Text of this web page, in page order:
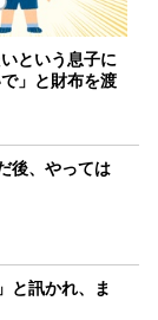
という息子に
で」と財布を渡
後、やっては
と訊かれ、ま